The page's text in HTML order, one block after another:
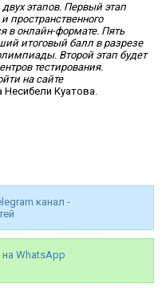
этапов. Первый этап
пространственного
в онлайн-формате. Пять
итоговый балл в разрезе
Второй этап будет
тестирования.
на сайте
Несибели Куатова.
канал -
WhatsApp